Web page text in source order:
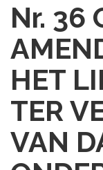
Nr. 36
HET
TER
VAN